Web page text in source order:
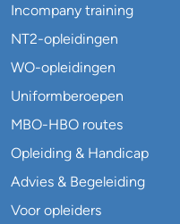
Incompany training
NT2-opleidingen
WO-opleidingen
Uniformberoepen
MBO-HBO routes
Opleiding & Handicap
Advies & Begeleiding
Voor opleiders